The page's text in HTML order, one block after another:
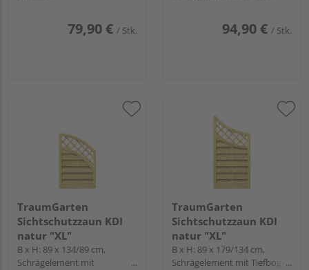
79,90 € / Stk. 94,90 € / Stk.
TraumGarten
Sichtschutzzaun KDI
natur "XL"
B x H: 89 x 134/89 cm,
Schrägelement mit
TraumGarten
Sichtschutzzaun KDI
natur "XL"
B x H: 89 x 179/134 cm,
Schrägelement mit Tiefbogen